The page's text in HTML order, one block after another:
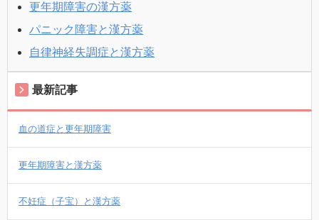
更年期障害の漢方薬
パニック障害と漢方薬
自律神経失調症と漢方薬
最新記事
血の道症と更年期障害
更年期障害と漢方薬
不妊症（子宝）と漢方薬